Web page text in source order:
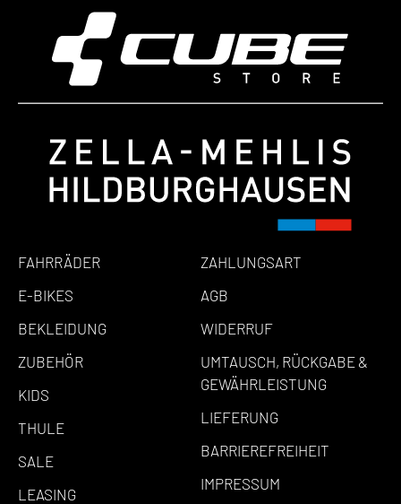
FAHRRÄDER
E-BIKES
BEKLEIDUNG
ZUBEHÖR
KIDS
THULE
SALE
LEASING
ZAHLUNGSART
AGB
WIDERRUF
UMTAUSCH, RÜCKGABE &
GEWÄHRLEISTUNG
LIEFERUNG
BARRIEREFREIHEIT
IMPRESSUM